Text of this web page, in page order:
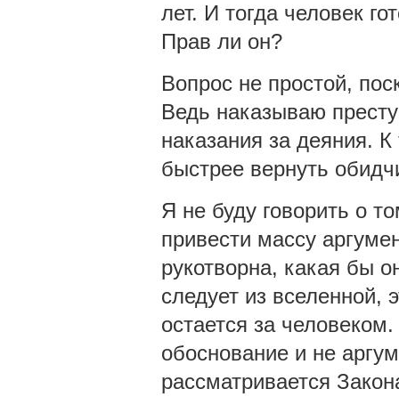
лет. И тогда человек
Прав ли он?
Вопрос не простой,
Ведь наказываю
наказания за деяния.
быстрее вернуть
Я не буду говорить о
привести массу
рукотворна, какая бы
следует из вселенной,
остается за
обоснование и не
рассматривается